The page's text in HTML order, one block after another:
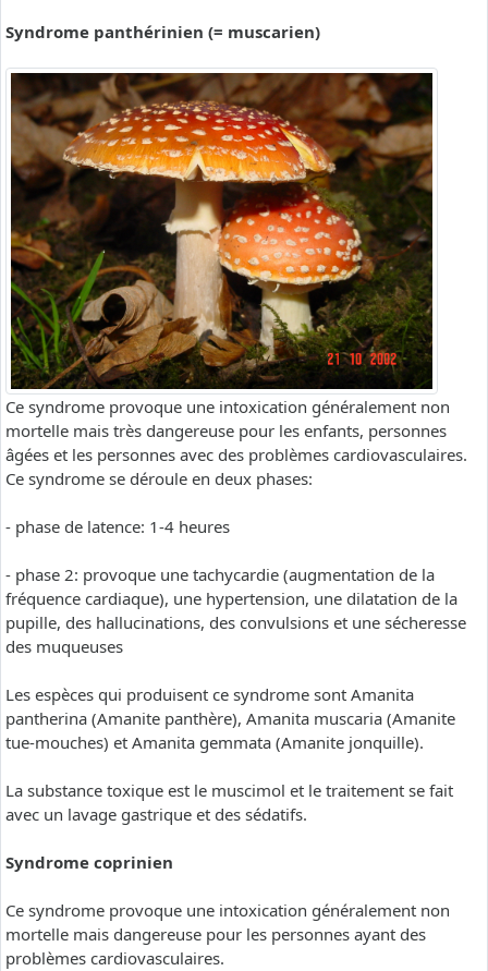
Syndrome panthérinien (= muscarien)
Ce syndrome provoque une intoxication généralement non
mortelle mais très dangereuse pour les enfants, personnes
âgées et les personnes avec des problèmes cardiovasculaires.
Ce syndrome se déroule en deux phases:
- phase de latence: 1-4 heures
- phase 2: provoque une tachycardie (augmentation de la
fréquence cardiaque), une hypertension, une dilatation de la
pupille, des hallucinations, des convulsions et une sécheresse
des muqueuses
Les espèces qui produisent ce syndrome sont Amanita
pantherina (Amanite panthère), Amanita muscaria (Amanite
tue-mouches) et Amanita gemmata (Amanite jonquille).
La substance toxique est le muscimol et le traitement se fait
avec un lavage gastrique et des sédatifs.
Syndrome coprinien
Ce syndrome provoque une intoxication généralement non
mortelle mais dangereuse pour les personnes ayant des
problèmes cardiovasculaires.